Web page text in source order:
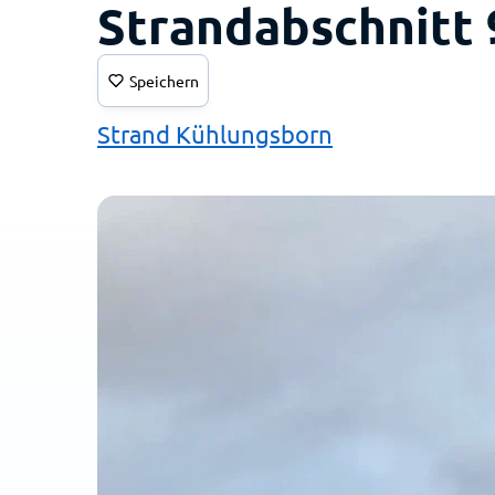
Strandabschnitt
Speichern
Strand Kühlungsborn